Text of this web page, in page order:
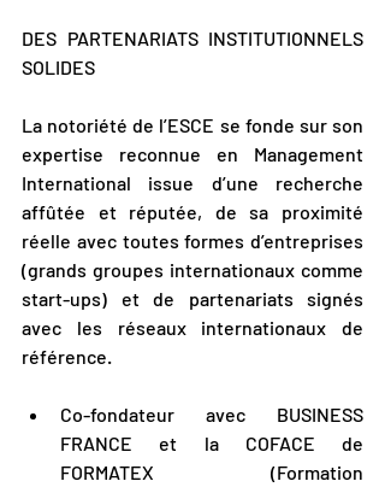
DES PARTENARIATS INSTITUTIONNELS
SOLIDES
La notoriété de l’ESCE se fonde sur son
expertise reconnue en Management
International issue d’une recherche
affûtée et réputée, de sa proximité
réelle avec toutes formes d’entreprises
(grands groupes internationaux comme
start-ups) et de partenariats signés
avec les réseaux internationaux de
référence.
Co-fondateur avec BUSINESS
FRANCE et la COFACE de
FORMATEX (Formation